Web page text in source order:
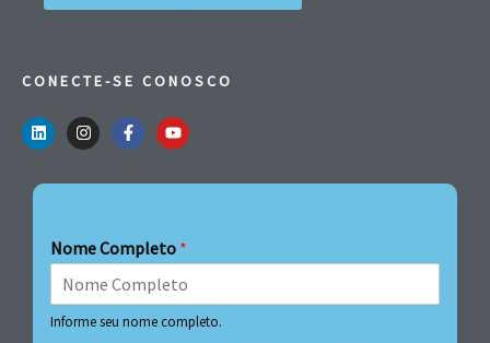
CONECTE-SE CONOSCO
Nome Completo *
Informe seu nome completo.